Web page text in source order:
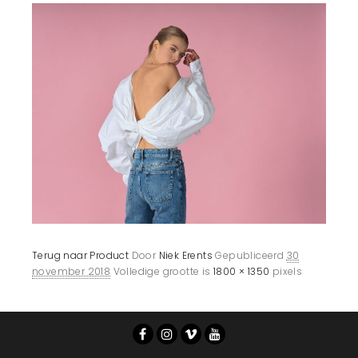
Terug naar Product Door Niek Erents Gepubliceerd 30
november 2018 Volledige grootte is1800 × 1350 pixels